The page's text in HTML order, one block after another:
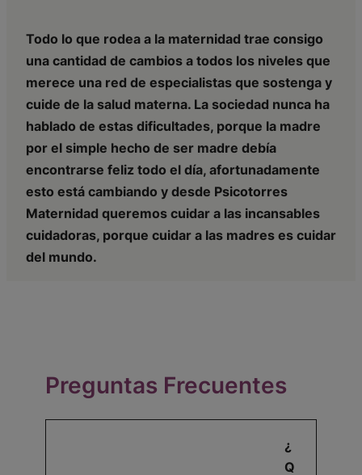
Todo lo que rodea a la maternidad trae consigo
una cantidad de cambios a todos los niveles que
merece una red de especialistas que sostenga y
cuide de la salud materna. La sociedad nunca ha
hablado de estas dificultades, porque la madre
por el simple hecho de ser madre debía
encontrarse feliz todo el día, afortunadamente
esto está cambiando y desde Psicotorres
Maternidad queremos cuidar a las incansables
cuidadoras, porque cuidar a las madres es cuidar
del mundo.
Preguntas Frecuentes
¿
Q